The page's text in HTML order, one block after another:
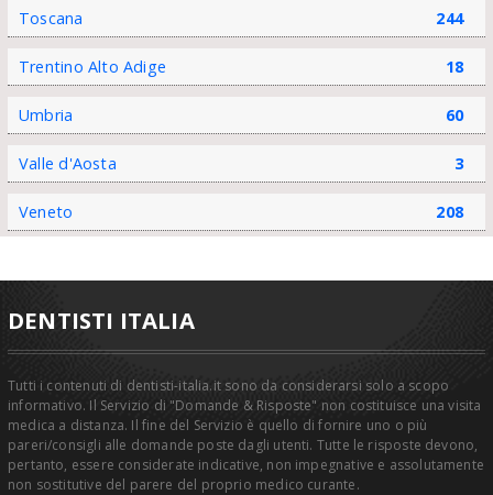
Toscana 244
Trentino Alto Adige 18
Umbria 60
Valle d'Aosta 3
Veneto 208
DENTISTI ITALIA
Tutti i contenuti di dentisti-italia.it sono da considerarsi solo a scopo
informativo. Il Servizio di "Domande & Risposte" non costituisce una visita
medica a distanza. Il fine del Servizio è quello di fornire uno o più
pareri/consigli alle domande poste dagli utenti. Tutte le risposte devono,
pertanto, essere considerate indicative, non impegnative e assolutamente
non sostitutive del parere del proprio medico curante.